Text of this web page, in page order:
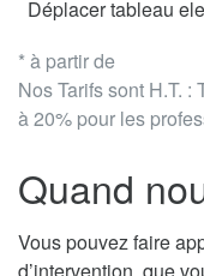
* à partir de
Nos Tarifs sont H.T.
à 20% pour les
Déplacer tableau
Quand
Vous pouvez faire
d’intervention, que